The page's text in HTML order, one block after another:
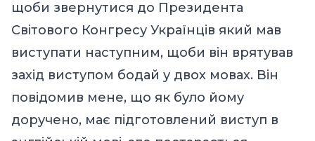
щоби звернутися до Президента
Світового Конгресу Українців який мав
виступати наступним, щоби він врятував
захід виступом бодай у двох мовах. Він
повідомив мене, що як було йому
доручено, має підготовлений виступ в